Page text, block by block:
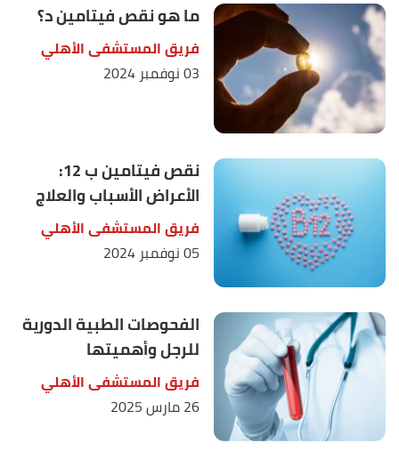
ما هو نقص فيتامين د؟
فريق المستشفى الأهلي
03 نوفمبر 2024
نقص فيتامين ب 12:
الأعراض الأسباب والعلاج
فريق المستشفى الأهلي
05 نوفمبر 2024
الفحوصات الطبية الدورية
للرجل وأهميتها
فريق المستشفى الأهلي
26 مارس 2025